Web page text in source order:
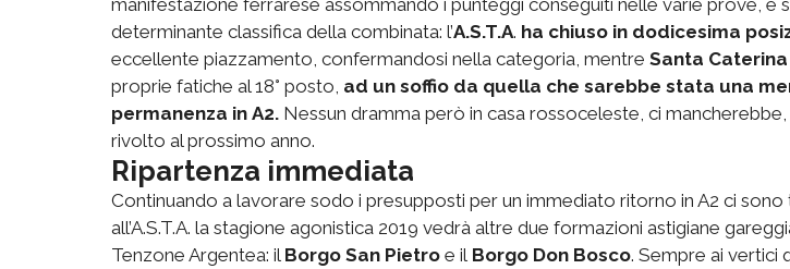
determinante classifica della combinata: l’A.S.T.A. ha chiuso in dodicesima
eccellente piazzamento, confermandosi nella categoria, mentre Santa Caterina
proprie fatiche al 18° posto, ad un soffio da quella che sarebbe stata una
permanenza in A2. Nessun dramma però in casa rossoceleste, ci
rivolto al prossimo anno.
Ripartenza immediata
Continuando a lavorare sodo i presupposti per un immediato ritorno in A2 ci sono
all’A.S.T.A. la stagione agonistica 2019 vedrà altre due formazioni astigiane
Tenzone Argentea: il Borgo San Pietro e il Borgo Don Bosco. Sempre ai vertici